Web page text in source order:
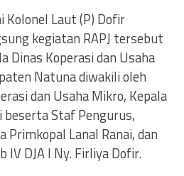
Kolonel Laut (P) Dofir
kegiatan RAPJ tersebut
Dinas Koperasi dan Usaha
Natuna diwakili oleh
dan Usaha Mikro, Kepala
beserta Staf Pengurus,
Primkopal Lanal Ranai, dan
IV DJA I Ny. Firliya Dofir.